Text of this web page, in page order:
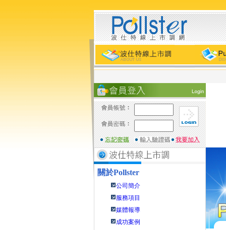
關於Pollster
公司簡介
服務項目
媒體報導
成功案例